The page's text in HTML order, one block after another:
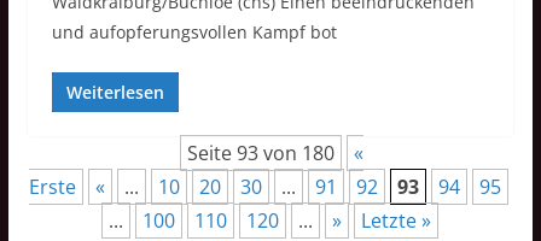
und aufopferungsvollen Kampf bot
Weiterlesen
Seite 93 von 180
«
Erste
« ... 10 20 30 ... 91 92 93 94
95
...
100 110 120 ... » Letzte »